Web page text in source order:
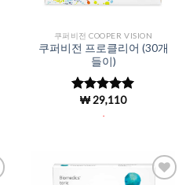
쿠퍼비전 COOPER VISION
쿠퍼비전 프로클리어 (30개
들이)
5 중에서
로 평
₩29,110